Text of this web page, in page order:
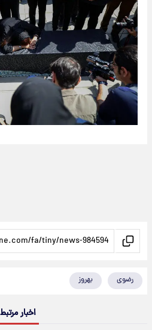
رضوی بهروز
اخبار مرتبط